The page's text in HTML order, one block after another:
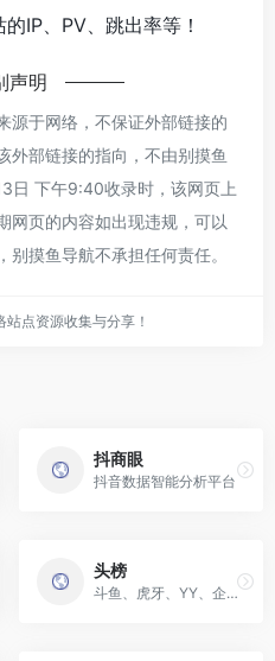
IP、PV、跳出率等！
声明
源于网络，不保证外部链接的
外部链接的指向，不由别摸鱼
日 下午9:40收录时，该网页上
网页的内容如出现违规，可以
摸鱼导航不承担任何责任。
点资源收集与分享！
抖商眼
抖音数据智能分析平台
头榜
斗鱼、虎牙、YY、企鹅电竞、快手、抖音等主流直播平台数据,提供百万名主播人气、收入、潜力专业排名数据